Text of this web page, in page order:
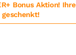
Bonus Aktion! Ihre